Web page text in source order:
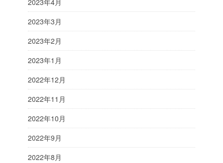
2023年4月
2023年3月
2023年2月
2023年1月
2022年12月
2022年11月
2022年10月
2022年9月
2022年8月